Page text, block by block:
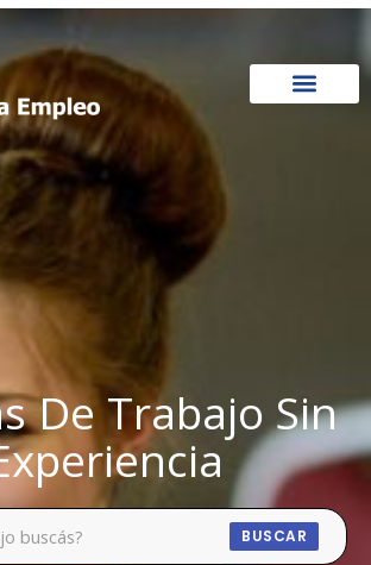
De Trabajo Sin
BUSCAR